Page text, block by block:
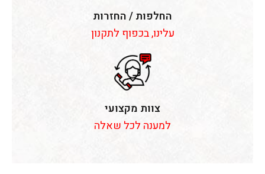
החלפות / החזרות
עלינו, בכפוף לתקנון
צוות מקצועי
למענה לכל שאלה